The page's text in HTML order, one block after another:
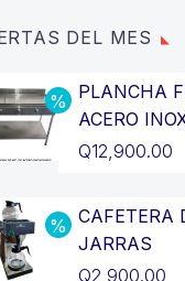
DEL MES
PLANCHA
ACERO
El
original
era:
Q12,900.00
precio
actual
CAFETERA
JARRAS
El
Q2,900.00